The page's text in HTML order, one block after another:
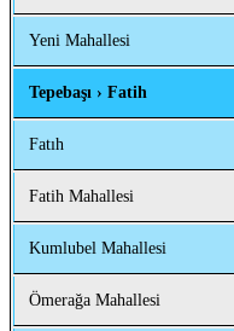
Yeni Mahallesi
Tepebaşı › Fatih
Fatıh
Fatih Mahallesi
Kumlubel Mahallesi
Ömerağa Mahallesi